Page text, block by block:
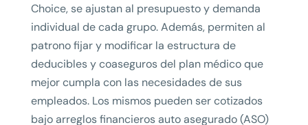
Choice, se ajustan al presupuesto y demanda
individual de cada grupo. Además, permiten al
patrono fijar y modificar la estructura de
deducibles y coaseguros del plan médico que
mejor cumpla con las necesidades de sus
empleados. Los mismos pueden ser cotizados
bajo arreglos financieros auto asegurado (ASO)